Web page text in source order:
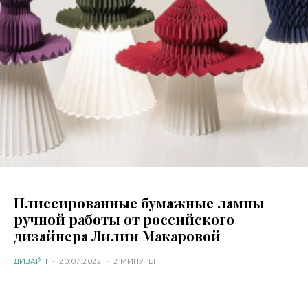
Плиссированные бумажные лампы
ручной работы от российского
дизайнера Лилии Макаровой
ДИЗАЙН · 20.07.2022 · 2 МИНУТЫ